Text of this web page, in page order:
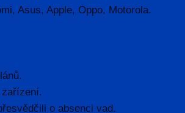
Asus, Apple, Oppo, Motorola.
zařízení.
o absenci vad.